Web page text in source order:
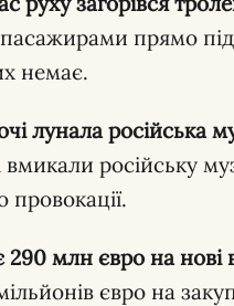
пасажирами прямо
немає.
лунала російська
російську
290 млн євро на нові
євро на